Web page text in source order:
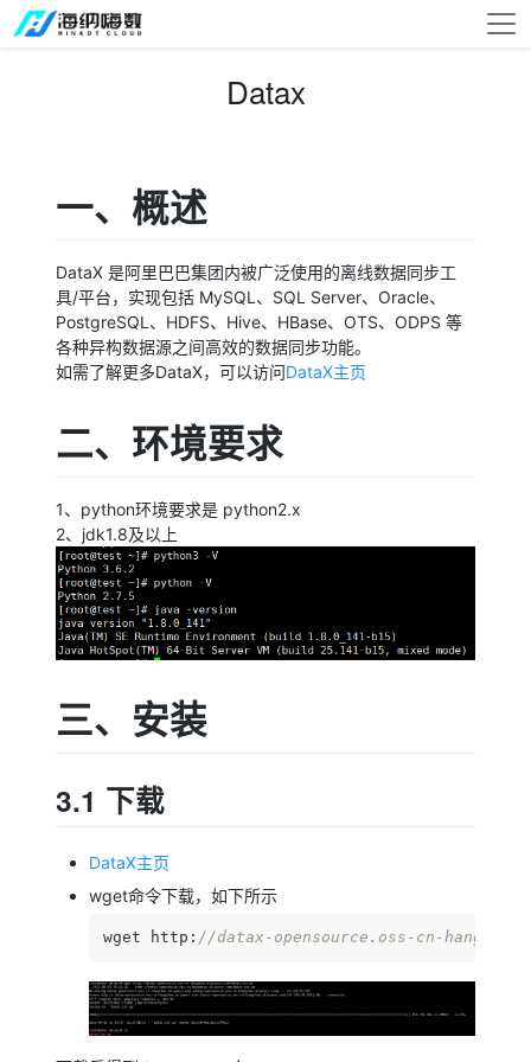
Datax
一、概述
DataX 是阿里巴巴集团内被广泛使用的离线数据同步工
具/平台，实现包括 MySQL、SQL Server、Oracle、
PostgreSQL、HDFS、Hive、HBase、OTS、ODPS 等
各种异构数据源之间高效的数据同步功能。
如需了解更多DataX，可以访问DataX主页
二、环境要求
1、python环境要求是 python2.x
2、jdk1.8及以上
三、安装
3.1 下载
DataX主页
wget命令下载，如下所示
wget http: //datax-opensource.oss-cn-